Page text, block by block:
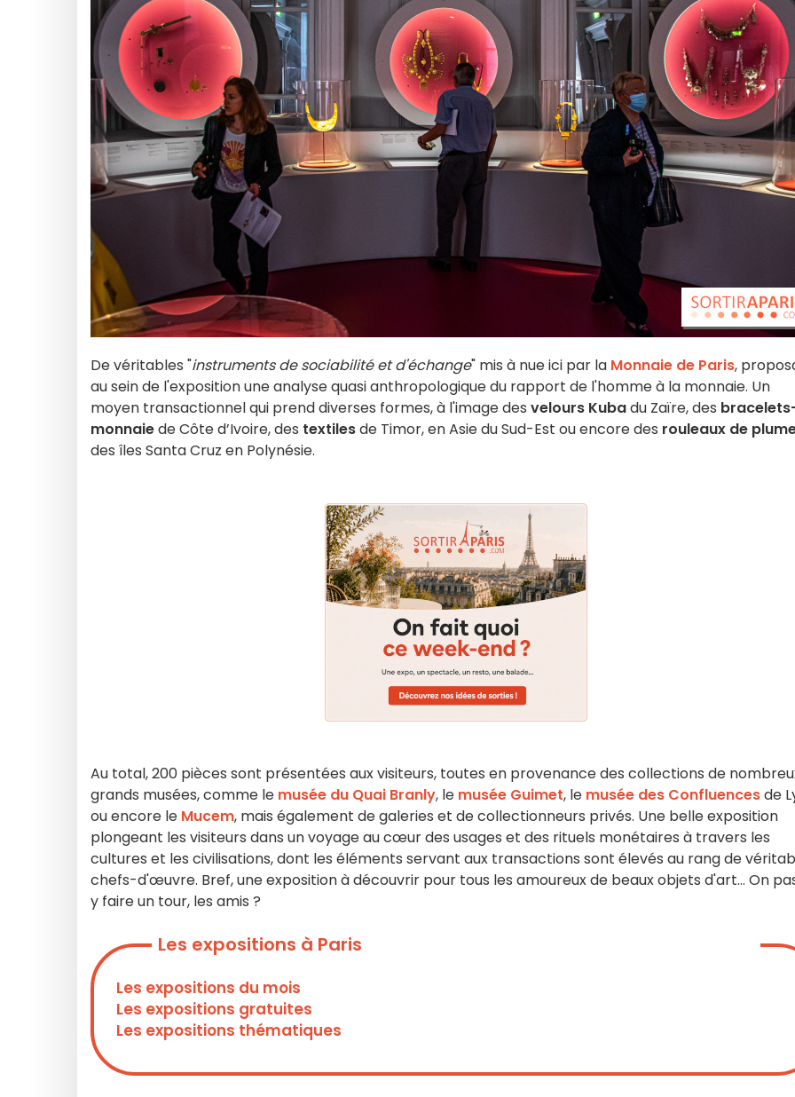
De véritables "instruments de sociabilité et d'échange" mis à nue ici par la Monnaie de Paris,
au sein de l'exposition une analyse quasi anthropologique du rapport de l'homme à la monnaie. Un
moyen transactionnel qui prend diverses formes, à l'image des velours Kubadu Zaïre, des
monnaiede Côte d’Ivoire, des textilesde Timor, en Asie du Sud-Est ou encore des rouleaux de
des îles Santa Cruz en Polynésie.
Au total, 200 pièces sont présentées aux visiteurs, toutes en provenance des collections de
grands musées, comme le musée du Quai Branly, le musée Guimet, le musée des Confluencesde
ou encore le Mucem, mais également de galeries et de collectionneurs privés. Une belle exposition
plongeant les visiteurs dans un voyage au cœur des usages et des rituels monétaires à travers les
cultures et les civilisations, dont les éléments servant aux transactions sont élevés au rang de
chefs-d'œuvre. Bref, une exposition à découvrir pour tous les amoureux de beaux objets d'art... On
y faire un tour, les amis ?
Les expositions à Paris
Les expositions du mois
Les expositions gratuites
Les expositions thématiques